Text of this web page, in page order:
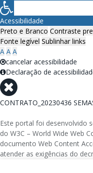
Acessibilidade
Preto e Branco Contraste
Fonte legível Sublinhar links
A A A
cancelar acessibilidade
Declaração de
CONTRATO_20230436
Este portal foi desenvolvido
do W3C – World Wide Web
documento Web Content
atender as exigências do